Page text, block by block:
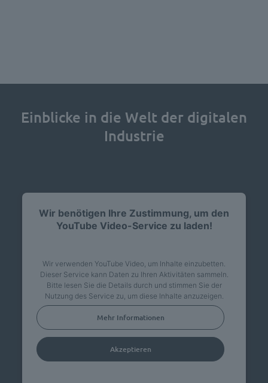
Einblicke in die Welt der digitalen
Industrie
Wir benötigen Ihre Zustimmung, um den
YouTube Video-Service zu laden!
Wir verwenden YouTube Video, um Inhalte einzubetten.
Dieser Service kann Daten zu Ihren Aktivitäten sammeln.
Bitte lesen Sie die Details durch und stimmen Sie der
Nutzung des Service zu, um diese Inhalte anzuzeigen.
Mehr Informationen
Akzeptieren